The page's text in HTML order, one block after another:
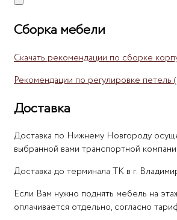
Сборка мебели
Скачать рекомендации по сборке
Рекомендации по регулировке петель
Доставка
Доставка по Нижнему Новгороду
выбранной вами транспортной
Доставка до терминала ТК в г.
Если Вам нужно поднять мебель на
оплачивается отдельно, согласно